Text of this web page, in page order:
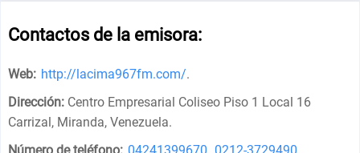
Contactos de la emisora:
Web: http://lacima967fm.com/.
Dirección: Centro Empresarial Coliseo Piso 1 Local 16
Carrizal, Miranda, Venezuela.